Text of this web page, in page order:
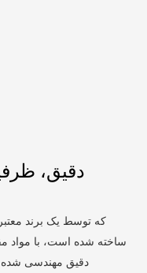
دقیق،
ساخته شده است، با مواد
دقیق مهندسی شده